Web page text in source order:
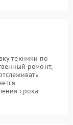
техники по
ремонт,
срока